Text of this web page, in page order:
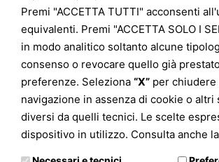
Premi "ACCETTA TUTTI" acconsenti
equivalenti. Premi "ACCETTA SOLO I
in modo analitico soltanto alcune
consenso o revocare quello già
preferenze. Seleziona “X” per
navigazione in assenza di cookie o
diversi da quelli tecnici. Le scelte
dispositivo in utilizzo. Consulta anche